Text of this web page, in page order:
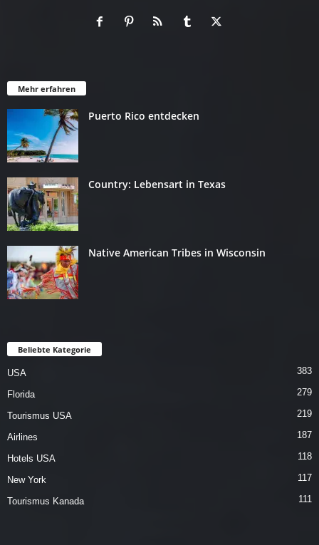
Mehr erfahren
Puerto Rico entdecken
Country: Lebensart in Texas
Native American Tribes in Wisconsin
Beliebte Kategorie
USA 383
Florida 279
Tourismus USA 219
Airlines 187
Hotels USA 118
New York 117
Tourismus Kanada 111